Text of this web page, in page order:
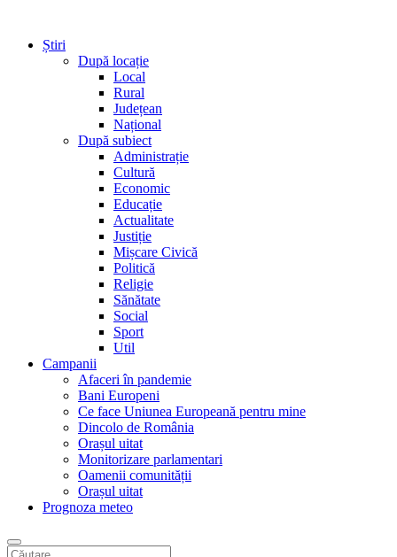
Știri
După locație
Local
Rural
Județean
Național
După subiect
Administrație
Cultură
Economic
Educație
Actualitate
Justiție
Mișcare Civică
Politică
Religie
Sănătate
Social
Sport
Util
Campanii
Afaceri în pandemie
Bani Europeni
Ce face Uniunea Europeană pentru mine
Dincolo de România
Orașul uitat
Monitorizare parlamentari
Oamenii comunității
Orașul uitat
Prognoza meteo